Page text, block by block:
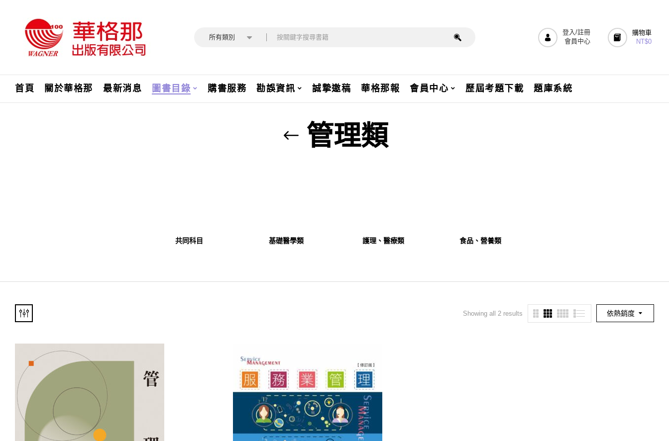
所有類別
登入/註冊
會員中心
購物車
NT$0
首頁 關於華格那 最新消息 圖書目錄 購書服務 勘誤資訊 誠摯邀稿 華格那報 會員中心 歷屆考題下載 題庫系統
管理類
共同科目 基礎醫學類 護理、醫療類 食品、營養類
依熱銷度
Showing all 2 results